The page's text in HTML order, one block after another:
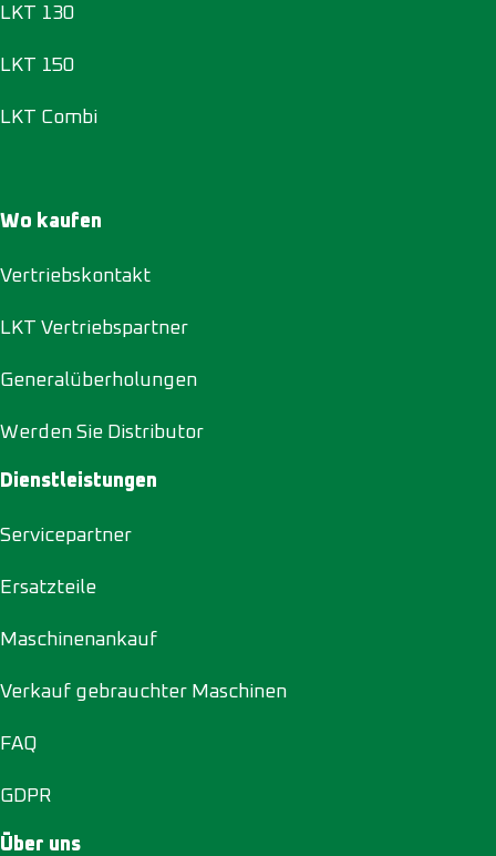
LKT 130
LKT 150
LKT Combi
Wo kaufen
Vertriebskontakt
LKT Vertriebspartner
Generalüberholungen
Werden Sie Distributor
Dienstleistungen
Servicepartner
Ersatzteile
Maschinenankauf
Verkauf gebrauchter Maschinen
FAQ
GDPR
Über uns